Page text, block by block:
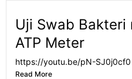
Uji Swab Bakteri
ATP Meter
https://youtu.be/pN-SJ0j0cf0
Read More